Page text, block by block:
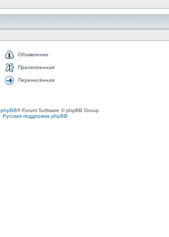
Объявление
Прилепленная
Перенесённая
phpBB® Forum Software © phpBB Group
Русская поддержка phpBB